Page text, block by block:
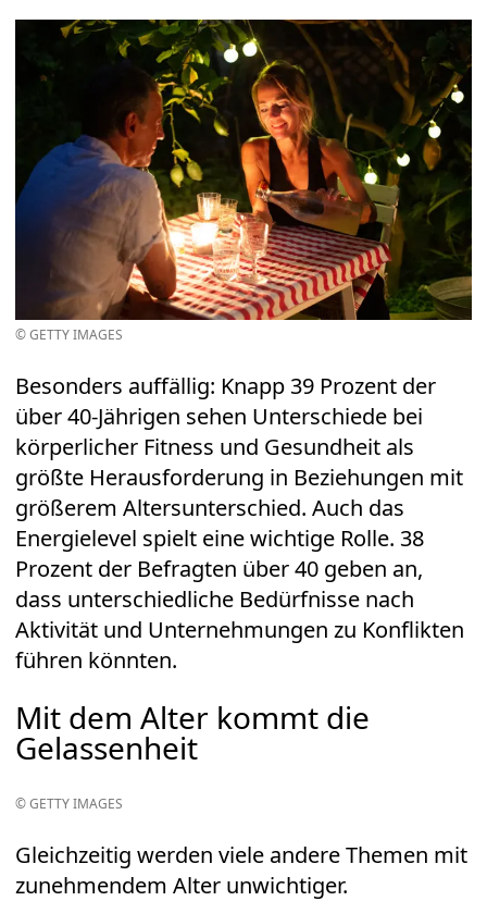
© GETTY IMAGES
Besonders auffällig: Knapp 39 Prozent der
über 40-Jährigen sehen Unterschiede bei
körperlicher Fitness und Gesundheit als
größte Herausforderung in Beziehungen mit
größerem Altersunterschied. Auch das
Energielevel spielt eine wichtige Rolle. 38
Prozent der Befragten über 40 geben an,
dass unterschiedliche Bedürfnisse nach
Aktivität und Unternehmungen zu Konflikten
führen könnten.
Mit dem Alter kommt die
Gelassenheit